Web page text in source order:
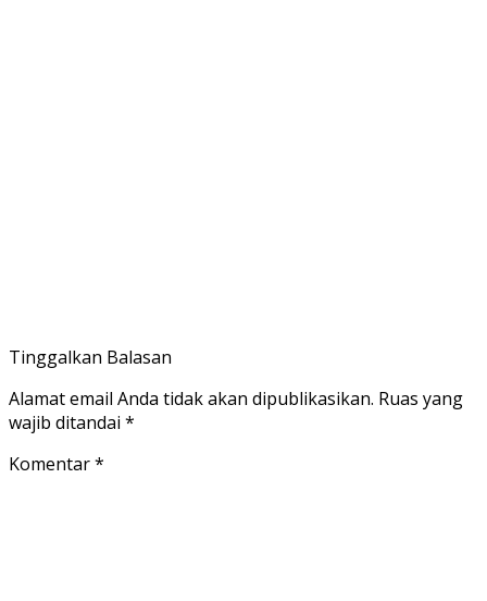
Tinggalkan Balasan
Alamat email Anda tidak akan dipublikasikan. Ruas yang
wajib ditandai *
Komentar*